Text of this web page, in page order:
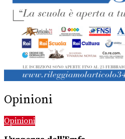
Opinioni
Opinioni